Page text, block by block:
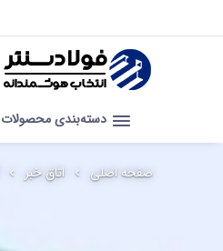
دسته‌بندی محصولات
صفحه اصلی اتاق خبر